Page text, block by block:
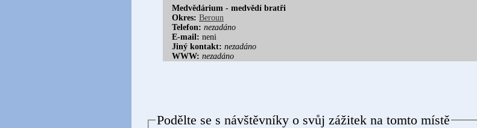
Medvědárium - medvědí bratři
Okres: Beroun
Telefon: nezadáno
E-mail: neni
Jiný kontakt: nezadáno
WWW: nezadáno
Podělte se s návštěvníky o svůj zážitek na tomto místě